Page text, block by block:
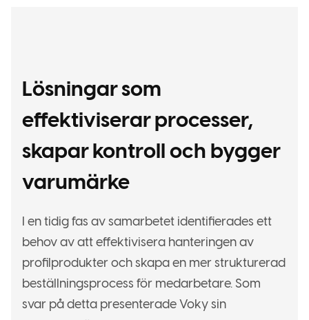
Lösningar som
effektiviserar processer,
skapar kontroll och bygger
varumärke
I en tidig fas av samarbetet identifierades ett
behov av att effektivisera hanteringen av
profilprodukter och skapa en mer strukturerad
beställningsprocess för medarbetare. Som
svar på detta presenterade Voky sin